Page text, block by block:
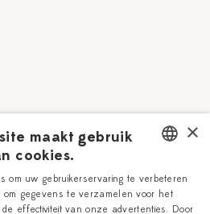
Delfts Blauw
Workshops
DUTCH
ENGLISH
×
maakt gebruik
cookies.
om uw gebruikerservaring te verbeteren
om gegevens te verzamelen voor het
effectiviteit van onze advertenties. Door